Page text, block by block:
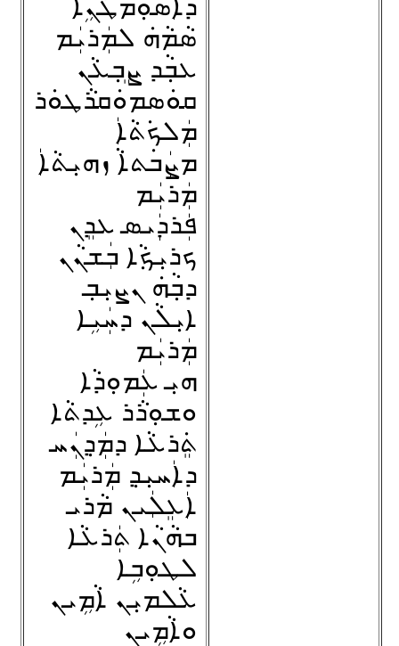
ܕܐܲܣܘܼܡܛܵܢܹܐ
ܣܵܡܵܗ݁ ܠܡܲܪܝܲܡ
ܥܒ݂ܵܕ ܨܸܒ݂ܥܵܢ
ܩܘܿܣܡܘܿܩܪܵܛܘܿܪ
ܡܲܠܟ݁ܬܵܐܲ
ܡܨܲܒ݁ܬܐܵ ܙܗܝܼܬܵܐܲ
ܡܲܪܝܲܡ
ܦܲܪܕܲܝܣ ܥܕܸܢ
ܟܪܝܼܟ݂ܵܐ ܒܲܫܢܵܢ
ܕܒ݂ܵܗ݁ ܢܨܝܼܒ݂
ܐܝܼܠܵܢ ܕܚܲܝܹܐ
ܡܲܪܝܲܡ
ܗܝܼ ܥܲܡܘܼܕܵܐ
ܘܫܘܼܪܵܪ ܥܹܕܬܵܐ
ܬܸ݁ܪܥܵܐ ܕܡܲܕ݂ܢܲܚ
ܕܐܲܚܝܼܕ݂ ܡܲܪܝܲܡ
ܐܲܥܸܠܲܝܢ ܡܵܪܝ
ܒܗܵܢܵܐ ܬܲܪܥܵܐ
ܠܛܘܼܒܹܐ
ܥܵܠܡܝܼܢ ܐܵܡܹܝܢ
ܘܐܵܡܹܝܢ